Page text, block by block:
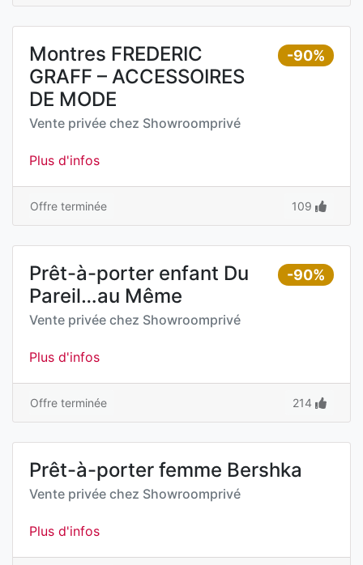
-90%
Montres FREDERIC
GRAFF – ACCESSOIRES
DE MODE
Vente privée chez Showroomprivé
Plus d'infos
Offre terminée 109
-90%
Prêt-à-porter enfant Du
Pareil…au Même
Vente privée chez Showroomprivé
Plus d'infos
Offre terminée 214
Prêt-à-porter femme Bershka
Vente privée chez Showroomprivé
Plus d'infos